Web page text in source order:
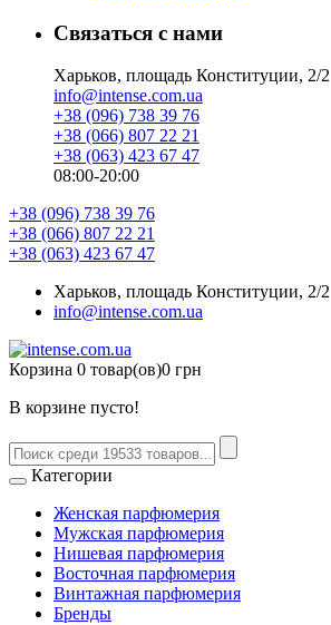
Связаться с нами
Харьков, площадь Конституции, 2/2
info@intense.com.ua
+38 (096) 738 39 76
+38 (066) 807 22 21
+38 (063) 423 67 47
08:00-20:00
+38 (096) 738 39 76
+38 (066) 807 22 21
+38 (063) 423 67 47
Харьков, площадь Конституции, 2/2
info@intense.com.ua
Корзина 0 товар(ов)0 грн
В корзине пусто!
Категории
Женская парфюмерия
Мужская парфюмерия
Нишевая парфюмерия
Восточная парфюмерия
Винтажная парфюмерия
Бренды